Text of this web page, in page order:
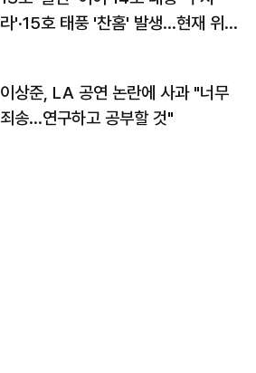
라'·15호 태풍 '찬홈' 발생…현재 위
이상준, LA 공연 논란에 사과 "너무
죄송…연구하고 공부할 것"